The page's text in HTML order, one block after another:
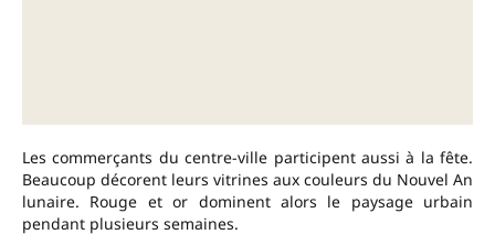
Les commerçants du centre-ville participent aussi à la fête.
Beaucoup décorent leurs vitrines aux couleurs du Nouvel An
lunaire. Rouge et or dominent alors le paysage urbain
pendant plusieurs semaines.